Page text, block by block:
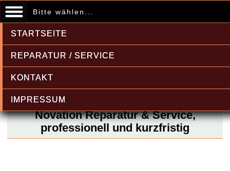
Bitte wählen...
STARTSEITE
REPARATUR / SERVICE
KONTAKT
IMPRESSUM
Novation Reparatur & Service,
professionell und kurzfristig